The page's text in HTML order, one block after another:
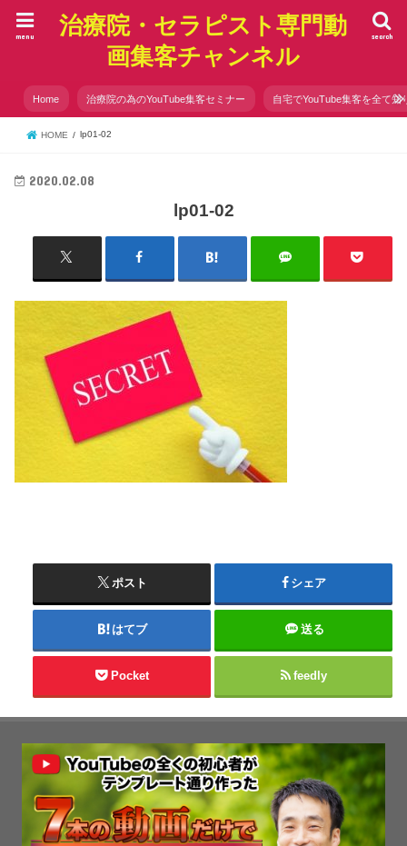
治療院・セラピスト専門動
画集客チャンネル
search
menu
Home 治療院の為のYouTube集客セミナー 自宅でYouTube集客を全て知
HOME lp01-02
2020.02.08
lp01-02
ポスト シェア
はてブ 送る
Pocket feedly